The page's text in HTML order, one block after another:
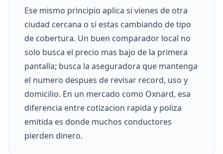
Ese mismo principio aplica si vienes de otra
ciudad cercana o si estas cambiando de tipo
de cobertura. Un buen comparador local no
solo busca el precio mas bajo de la primera
pantalla; busca la aseguradora que mantenga
el numero despues de revisar record, uso y
domicilio. En un mercado como Oxnard, esa
diferencia entre cotizacion rapida y poliza
emitida es donde muchos conductores
pierden dinero.